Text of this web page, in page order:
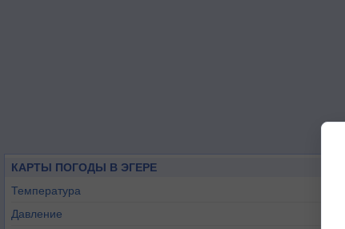
КАРТЫ ПОГОДЫ В ЭГЕРЕ
Температура
Давление